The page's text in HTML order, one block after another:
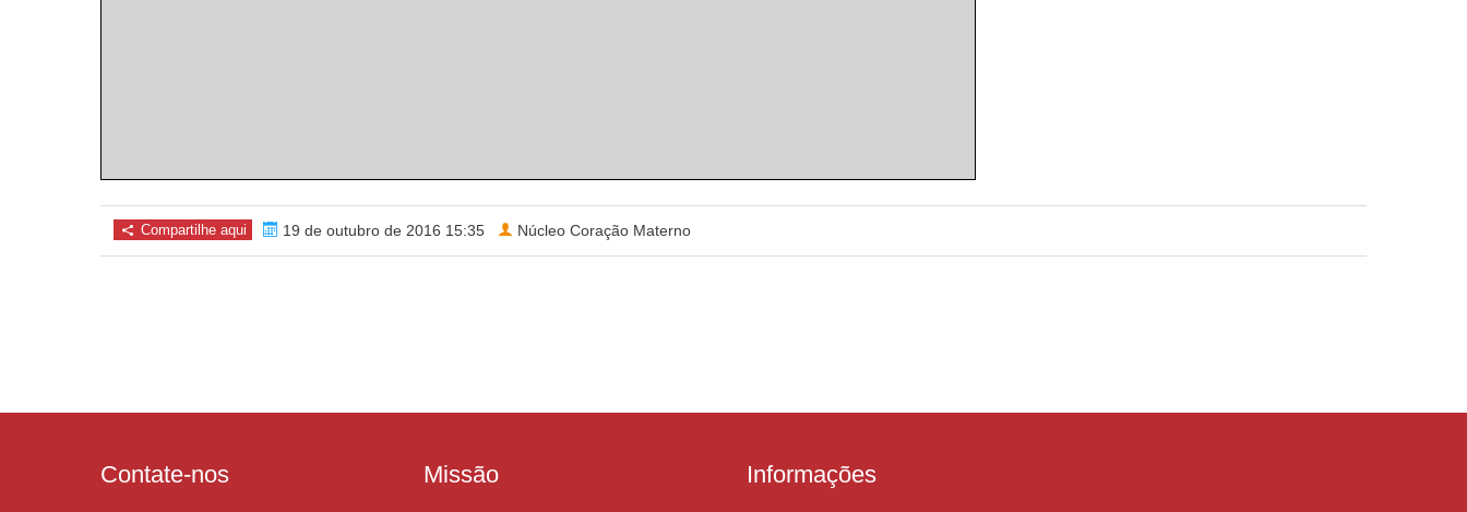
Compartilhe aqui 19 de outubro de 2016 15:35 Núcleo Coração Materno
Contate-nos Missão Informações